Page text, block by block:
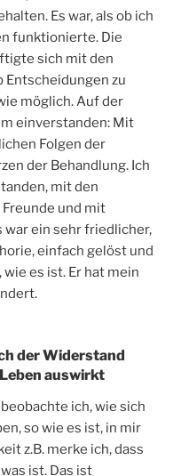
Es war, als ob ich
funktionierte. Die
sich mit den
Entscheidungen zu
möglich. Auf der
einverstanden: Mit
Folgen der
der Behandlung. Ich
mit den
und mit
war ein sehr friedlicher,
einfach gelöst und
es ist. Er hat mein
der Widerstand
auswirkt
ich, wie sich
so wie es ist, in mir
z.B. merke ich, dass
ist. Das ist